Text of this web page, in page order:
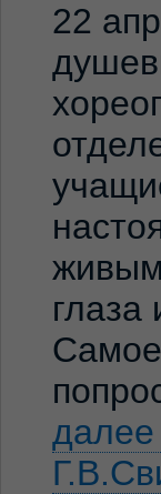
22
далее